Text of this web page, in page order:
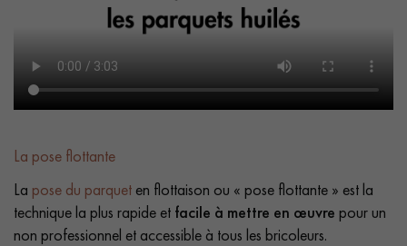
La pose flottante
La pose du parquet en flottaison ou « pose flottante » est la
technique la plus rapide et facile à mettre en œuvre pour un
non professionnel et accessible à tous les bricoleurs.